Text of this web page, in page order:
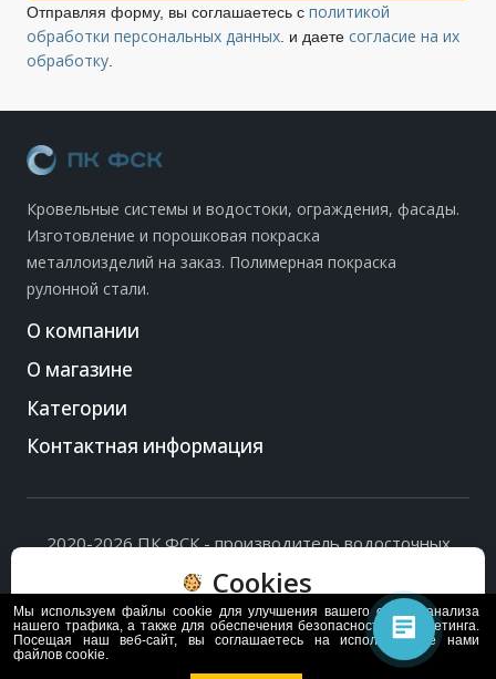
Отправляя форму, вы соглашаетесь с политикой
обработки персональных данных. и даете согласие на их
обработку.
Кровельные системы и водостоки, ограждения, фасады.
Изготовление и порошковая покраска
металлоизделий на заказ. Полимерная покраска
рулонной стали.
О компании
О магазине
Категории
Контактная информация
2020-2026 ПК ФСК - производитель водосточных
Политика обработки персональных данных
на их обработку.
Cookies
Пользуясь сайтом, вы соглашаетесь с политикой
обработки и хранения данных Cookie
Мы используем файлы cookie для улучшения вашего опыта, анализа
нашего трафика, а также для обеспечения безопасности и маркетинга.
Посещая наш веб-сайт, вы соглашаетесь на использование нами
файлов cookie.